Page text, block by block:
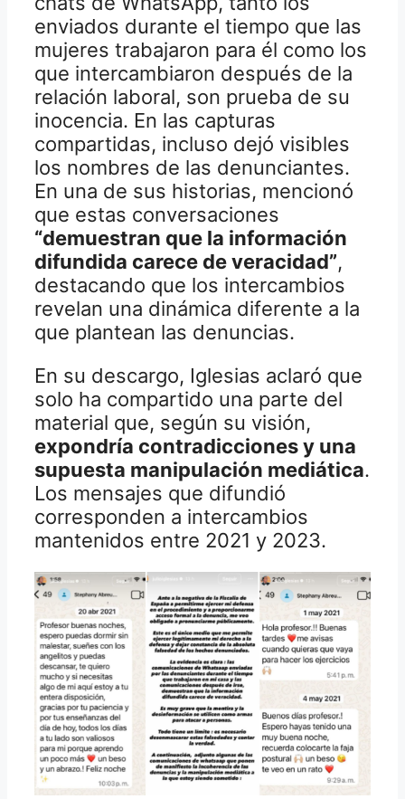
enviados durante el tiempo que las
mujeres trabajaron para él como los
que intercambiaron después de la
relación laboral, son prueba de su
inocencia. En las capturas
compartidas, incluso dejó visibles
los nombres de las denunciantes.
En una de sus historias, mencionó
que estas conversaciones
“demuestran que la información
difundida carece de veracidad”,
destacando que los intercambios
revelan una dinámica diferente a la
que plantean las denuncias.
En su descargo, Iglesias aclaró que
solo ha compartido una parte del
material que, según su visión,
expondría contradicciones y una
supuesta manipulación mediática.
Los mensajes que difundió
corresponden a intercambios
mantenidos entre 2021 y 2023.